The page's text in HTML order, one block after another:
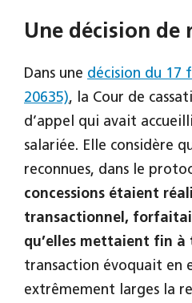
Une décision de
Dans une décision du 17
20635), la Cour de
d’appel qui avait
salariée. Elle considère
reconnues, dans le
concessions étaient
transactionnel,
qu’elles mettaient fin
transaction évoquait en
extrêmement larges la